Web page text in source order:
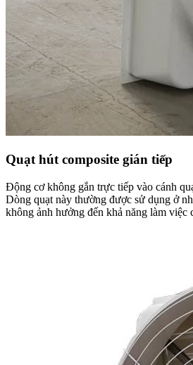
Quạt hút composite gián tiếp
Động cơ không gắn trực tiếp vào cánh
Dòng quạt này thường được sử dụng ở
không ảnh hưởng đến khả năng làm việc